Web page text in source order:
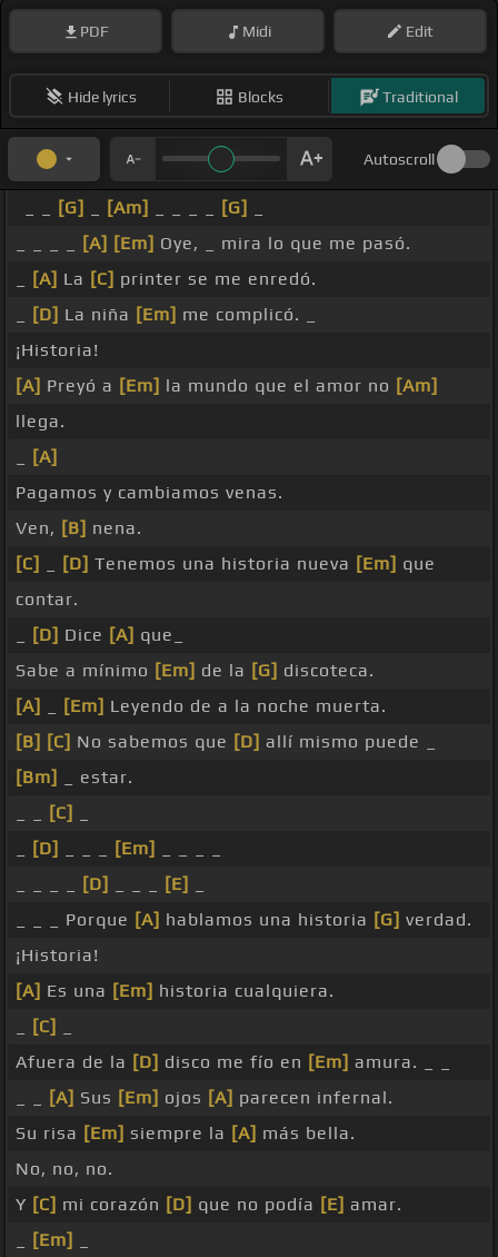
PDF Midi Edit
Hide lyrics Blocks Traditional
Autoscroll
[G] [Am] [G]
[A] [Em] Oye, _ mira lo que me pasó.
[A] La [C] printer se me enredó.
[D] La niña [Em] me complicó. _
¡Historia!
[A] Preyó a [Em] la mundo que el amor no [Am]
llega.
[A]
Pagamos y cambiamos venas.
Ven, [B] nena.
[C]
[D] Tenemos una historia nueva [Em] que
contar.
[D] Dice [A] que_
Sabe a mínimo [Em] de la [G] discoteca.
[A]
[Em] Leyendo de a la noche muerta.
[B] [C] No sabemos que [D] allí mismo puede _
[Bm]
_ estar.
[C]
[D] [Em]
[D] [E]
_ _ _ Porque [A] hablamos una historia [G] verdad.
¡Historia!
[A] Es una [Em] historia cualquiera.
[C]
Afuera de la [D] disco me fío en [Em] amura. _ _
[A] Sus [Em] ojos [A] parecen infernal.
Su risa [Em] siempre la [A] más bella.
No, no, no.
Y [C] mi corazón [D] que no podía [E] amar.
[Em]